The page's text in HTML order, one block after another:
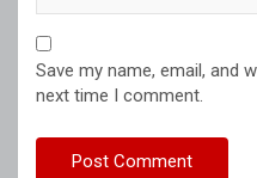
Save my name, email, and
next time I comment.